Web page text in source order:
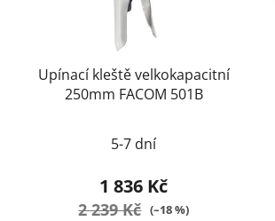
Upínací kleště velkokapacitní
250mm FACOM 501B
5-7 dní
1 836 Kč
2 239 Kč (–18 %)